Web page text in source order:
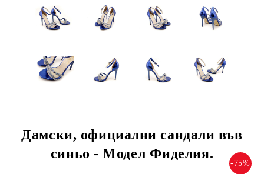
Дамски, официални сандали във
синьо - Модел Фиделия.
-75%